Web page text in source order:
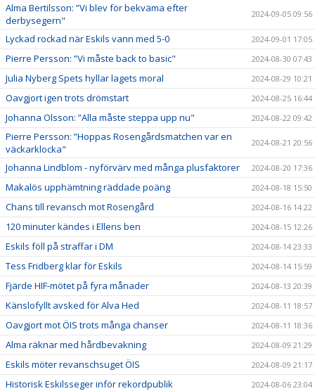
Alma Bertilsson: ”Vi blev för bekväma efter
derbysegern"
2024-09-05 09:56
Lyckad rockad när Eskils vann med 5-0 2024-09-01 17:05
Pierre Persson: ”Vi måste back to basic" 2024-08-30 07:43
Julia Nyberg Spets hyllar lagets moral 2024-08-29 10:21
Oavgjort igen trots drömstart 2024-08-25 16:44
Johanna Olsson: ”Alla måste steppa upp nu" 2024-08-22 09:42
Pierre Persson: ”Hoppas Rosengårdsmatchen var en
väckarklocka"
2024-08-21 20:56
Johanna Lindblom - nyförvärv med många plusfaktorer 2024-08-20 17:36
Makalös upphämtning räddade poäng 2024-08-18 15:50
Chans till revansch mot Rosengård 2024-08-16 14:22
120 minuter kändes i Ellens ben 2024-08-15 12:26
Eskils föll på straffar i DM 2024-08-14 23:33
Tess Fridberg klar för Eskils 2024-08-14 15:59
Fjärde HIF-mötet på fyra månader 2024-08-13 20:39
Känslofyllt avsked för Alva Hed 2024-08-11 18:57
Oavgjort mot ÖIS trots många chanser 2024-08-11 18:36
Alma räknar med hårdbevakning 2024-08-09 21:29
Eskils möter revanschsuget ÖIS 2024-08-09 21:17
Historisk Eskilsseger inför rekordpublik 2024-08-06 23:04